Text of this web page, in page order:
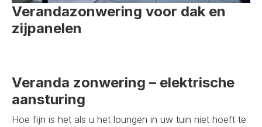
Verandazonwering voor dak en
zijpanelen
Veranda zonwering – elektrische
aansturing
Hoe fijn is het als u het loungen in uw tuin niet hoeft te